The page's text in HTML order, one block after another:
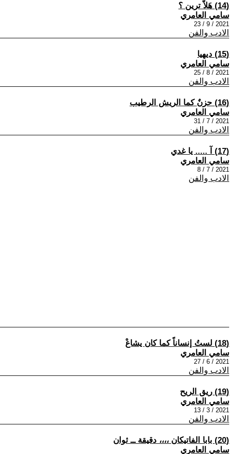
(14) هَلاّ ترين ؟
سامي العامري
2021 / 9 / 23
الادب والفن
(15) ديهيا
سامي العامري
2021 / 8 / 25
الادب والفن
(16) حزنٌ كما الريش الرطيب
سامي العامري
2021 / 7 / 31
الادب والفن
(17) آ ..... يا غدي
سامي العامري
2021 / 7 / 8
الادب والفن
(18) لستُ إنساناً كما كان يشاعْ
سامي العامري
2021 / 6 / 27
الادب والفن
(19) ريق الريح
سامي العامري
2021 / 3 / 13
الادب والفن
(20) بابا الفاتيكان ،،،، دقيقة ــ ثوان
سامي العامري